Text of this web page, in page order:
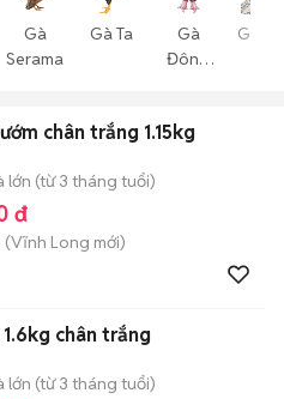
Gà
Serama
Gà Ta
Gà
Đông
Gà
chân trắng 1.15kg
lớn (từ 3 tháng tuổi)
đ
(Vĩnh Long mới)
chân trắng
lớn (từ 3 tháng tuổi)